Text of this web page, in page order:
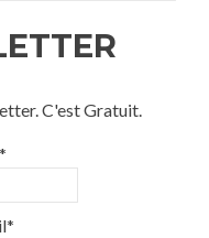
C'est Gratuit.